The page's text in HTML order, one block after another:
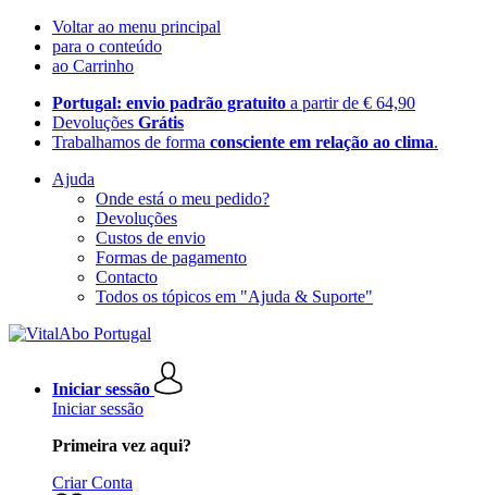
Voltar ao menu principal
para o conteúdo
ao Carrinho
Portugal: envio padrão gratuito a partir de € 64,90
Devoluções Grátis
Trabalhamos de forma consciente em relação ao clima.
Ajuda
Onde está o meu pedido?
Devoluções
Custos de envio
Formas de pagamento
Contacto
Todos os tópicos em "Ajuda & Suporte"
Iniciar sessão
Iniciar sessão
Primeira vez aqui?
Criar Conta